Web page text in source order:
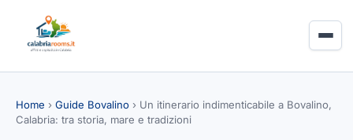
Home › Guide Bovalino › Un itinerario indimenticabile a Bovalino,
Calabria: tra storia, mare e tradizioni